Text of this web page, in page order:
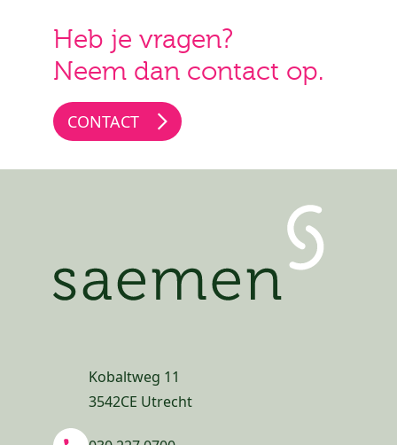
Heb je vragen?
Neem dan contact op.
CONTACT
Kobaltweg 11
3542CE Utrecht